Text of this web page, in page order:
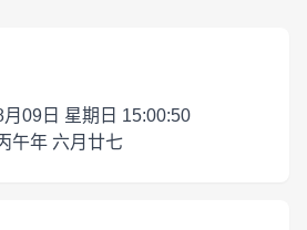
09日 星期日 15:00:51
午年 六月廿七